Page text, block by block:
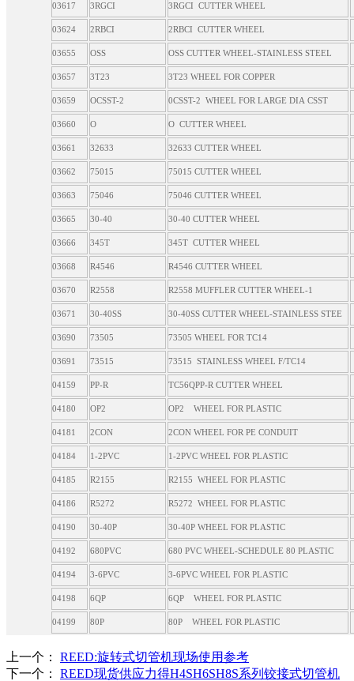
03617 3RGCI 3RGCI CUTTER WHEEL
03624 2RBCI 2RBCI CUTTER WHEEL
03655 OSS OSS CUTTER WHEEL-STAINLESS STEEL
03657 3T23 3T23 WHEEL FOR COPPER
03659 OCSST-2 0CSST-2 WHEEL FOR LARGE DIA CSST
03660 O O CUTTER WHEEL
03661 32633 32633 CUTTER WHEEL
03662 75015 75015 CUTTER WHEEL
03663 75046 75046 CUTTER WHEEL
03665 30-40 30-40 CUTTER WHEEL
03666 345T 345T CUTTER WHEEL
03668 R4546 R4546 CUTTER WHEEL
03670 R2558 R2558 MUFFLER CUTTER WHEEL-1
03671 30-40SS 30-40SS CUTTER WHEEL-STAINLESS STEE
03690 73505 73505 WHEEL FOR TC14
03691 73515 73515 STAINLESS WHEEL F/TC14
04159 PP-R TC56QPP-R CUTTER WHEEL
04180 OP2 OP2 WHEEL FOR PLASTIC
04181 2CON 2CON WHEEL FOR PE CONDUIT
04184 1-2PVC 1-2PVC WHEEL FOR PLASTIC
04185 R2155 R2155 WHEEL FOR PLASTIC
04186 R5272 R5272 WHEEL FOR PLASTIC
04190 30-40P 30-40P WHEEL FOR PLASTIC
04192 680PVC 680 PVC WHEEL-SCHEDULE 80 PLASTIC
04194 3-6PVC 3-6PVC WHEEL FOR PLASTIC
04198 6QP 6QP WHEEL FOR PLASTIC
04199 80P 80P WHEEL FOR PLASTIC
上一个： REED:旋转式切管机现场使用参考
下一个： REED现货供应力得H4SH6SH8S系列铰接式切管机